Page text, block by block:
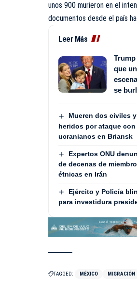
unos 900 murieron en el
documentos desde el país
Leer Más
que
se
Mueren dos civiles
heridos por ataque
ucranianos en Briansk
Expertos ONU
de decenas de
étnicas en Irán
Ejército y Policía
para investidura
TAGGED: MÉXICO MIGRACIÓN